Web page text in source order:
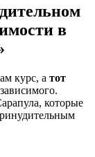
в
курс, а тот
которые